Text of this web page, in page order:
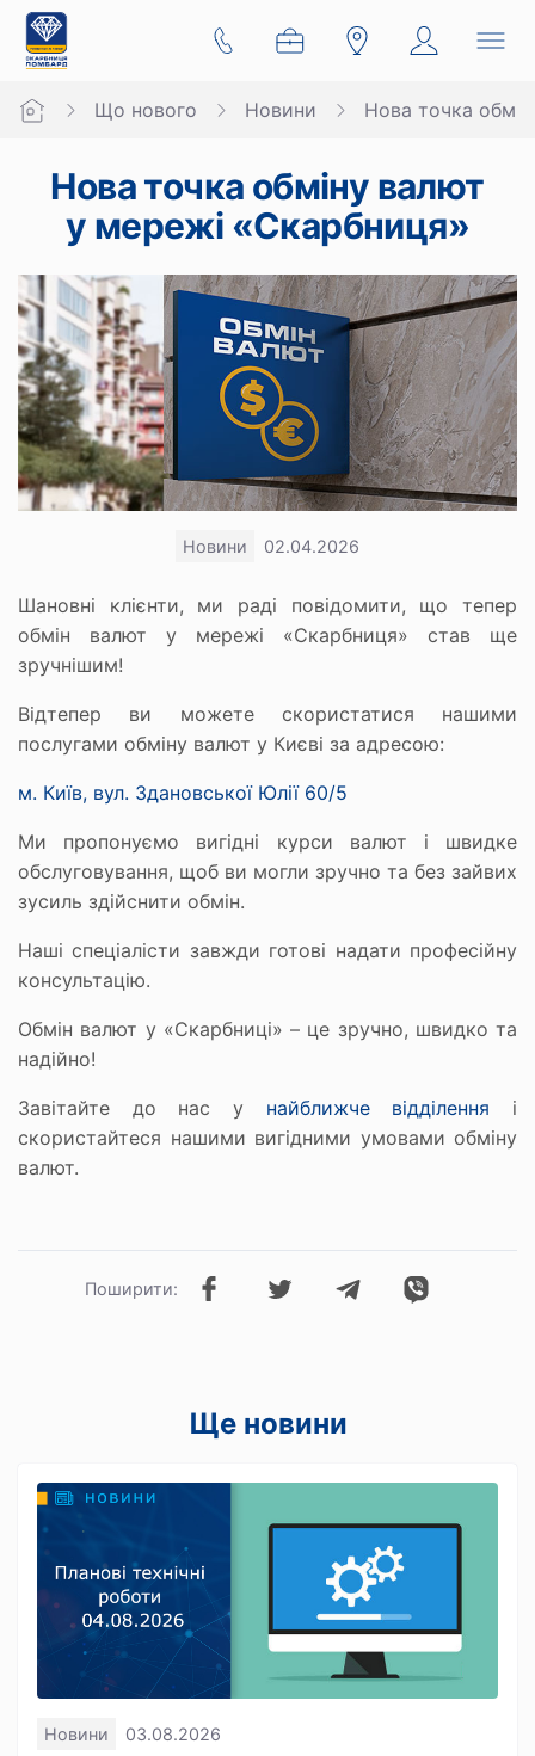
Що нового Новини Нова точка
Нова точка обміну валют
у мережі «Скарбниця»
Новини 02.04.2026
Шановні клієнти, ми раді повідомити, що тепер
обмін валют у мережі «Скарбниця» став ще
зручнішим!
Відтепер ви можете скористатися нашими
послугами обміну валют у Києві за адресою:
м. Київ, вул. Здановської Юлії 60/5
Ми пропонуємо вигідні курси валют і швидке
обслуговування, щоб ви могли зручно та без зайвих
зусиль здійснити обмін.
Наші спеціалісти завжди готові надати професійну
консультацію.
Обмін валют у «Скарбниці» – це зручно, швидко та
надійно!
Завітайте до нас у найближче відділення і
скористайтеся нашими вигідними умовами обміну
валют.
Поширити:
Ще новини
Новини 03.08.2026